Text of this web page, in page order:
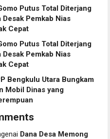
Putus Total Diterjang
Desak Pemkab Nias
Cepat
Putus Total Diterjang
Desak Pemkab Nias
Cepat
Bengkulu Utara Bungkam
Mobil Dinas yang
Dana Desa Memong